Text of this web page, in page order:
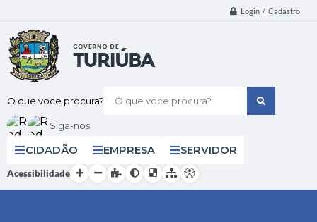
Login / Cadastro
O que voce procura?
Siga-nos
CIDADÃO EMPRESA SERVIDOR
Acessibilidade